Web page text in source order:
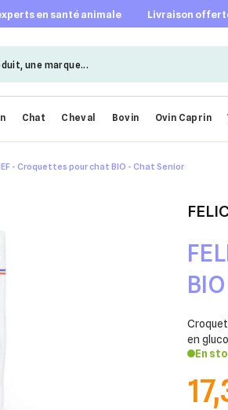
en santé animale livraison
Chat Cheval Bovin Ovin Caprin
- Croquettes pour chat BIO - Chat Senior
en
En